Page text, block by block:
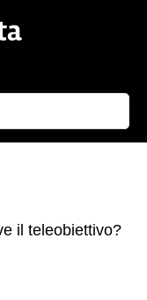
il teleobiettivo?